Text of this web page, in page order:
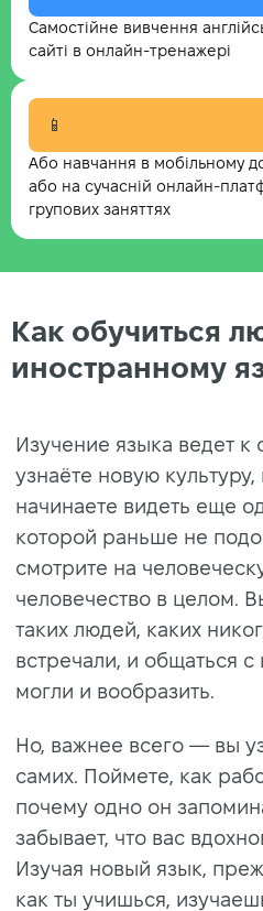
Самостійне вивчення
сайті в онлайн-тренажері
📱
Або навчання в мобільному
або на сучасній онлайн-
групових заняттях
Как обучиться
иностранному
Изучение языка ведет к
узнаёте новую
начинаете видеть еще
которой раньше не
смотрите на
человечество в целом.
таких людей, каких
встречали, и общаться с
могли и вообразить.
Но, важнее всего — вы
самих. Поймете, как
почему одно он
забывает, что вас
Изучая новый язык,
как ты учишься,